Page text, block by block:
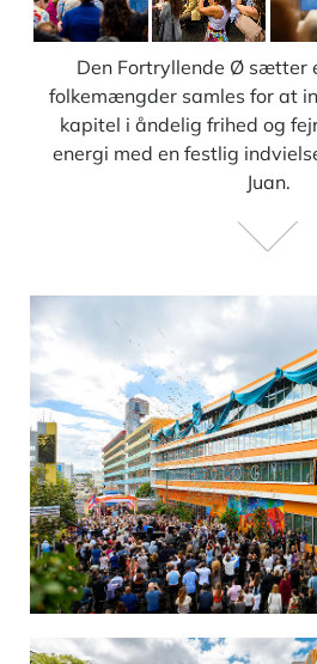
Den Fortryllende Ø sætter
folkemængder samles for at
kapitel i åndelig frihed og
energi med en festlig
Juan.